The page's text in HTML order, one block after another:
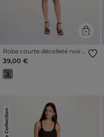
Robe courte décolleté noir
femme
39,00 €